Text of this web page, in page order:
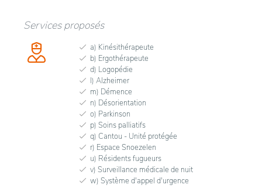
Services proposés
a) Kinésithérapeute
b) Ergothérapeute
d) Logopédie
l) Alzheimer
m) Démence
n) Désorientation
o) Parkinson
p) Soins palliatifs
q) Cantou - Unité protégée
r) Espace Snoezelen
u) Résidents fugueurs
v) Surveillance médicale de nuit
w) Système d'appel d'urgence